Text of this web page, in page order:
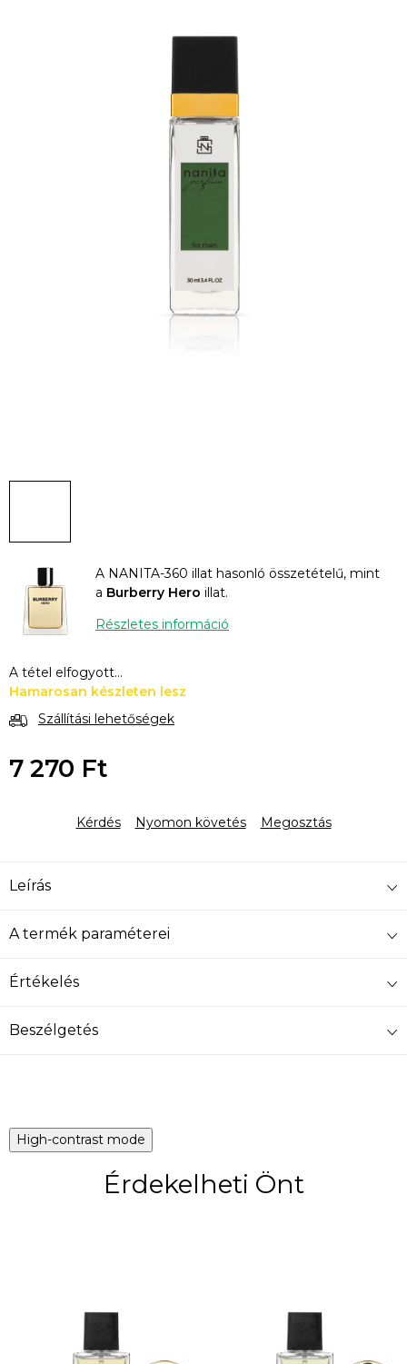
A NANITA-360 illat hasonló összetételű, mint
a Burberry Hero illat.
Részletes információ
A tétel elfogyott…
Hamarosan készleten lesz
Szállítási lehetőségek
7 270 Ft
Kérdés
Nyomon követés Megosztás
Leírás
A termék paraméterei
Értékelés
Beszélgetés
High-contrast mode
Érdekelheti Önt